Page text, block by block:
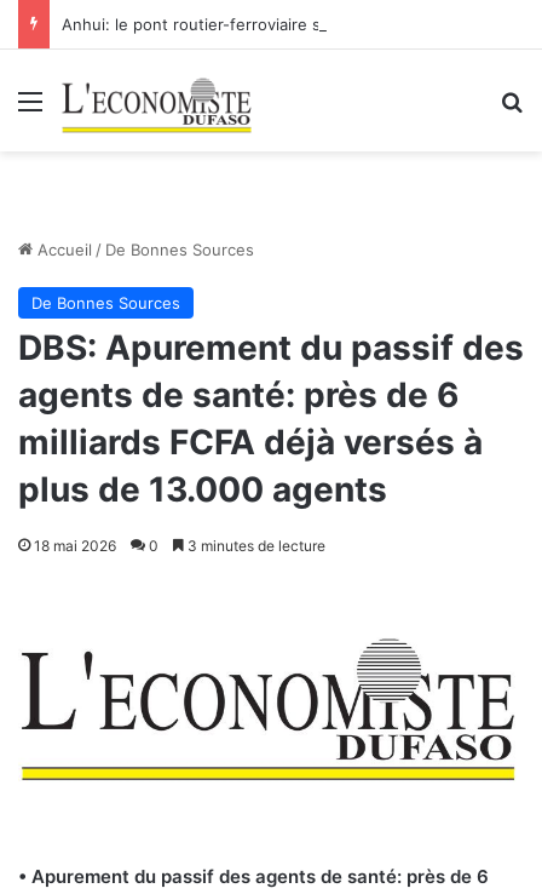
Menu
Accueil / De Bonnes Sources
De Bonnes Sources
DBS: Apurement du passif des
agents de santé: près de 6
milliards FCFA déjà versés à
plus de 13.000 agents
18 mai 2026 0 3 minutes de lecture
• Apurement du passif des agents de santé: près de 6